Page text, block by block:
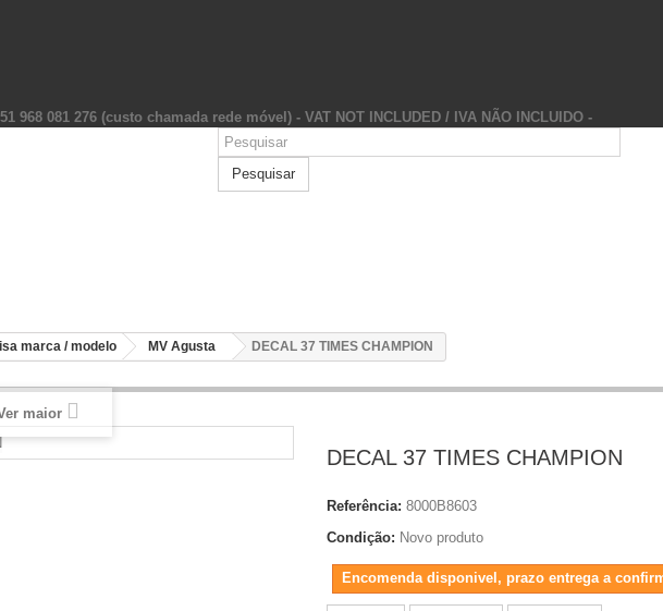
968 081 276 (custo chamada rede móvel) - VAT NOT INCLUDED / IVA NÃO INCLUIDO -
Pesquisar
marca / modelo MV Agusta DECAL 37 TIMES CHAMPION
maior
DECAL 37 TIMES CHAMPION
Referência: 8000B8603
Condição: Novo produto
Encomenda disponivel, prazo entrega a